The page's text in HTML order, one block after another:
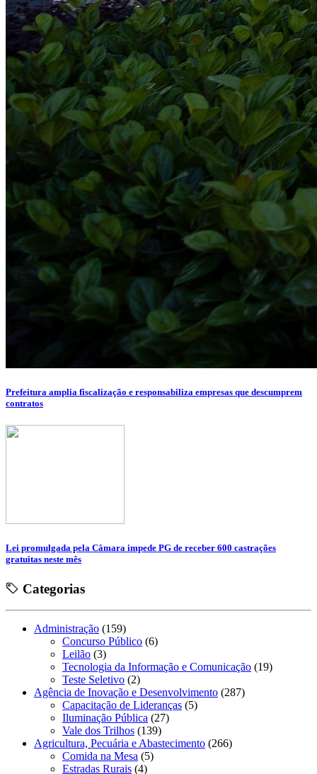
Prefeitura amplia fiscalização e responsabiliza empresas que descumprem
contratos
Lei promulgada pela Câmara impede PG de receber 600 castrações
gratuitas neste mês
Categorias
Administração (159)
Concurso Público (6)
Leilão (3)
Tecnologia da Informação e Comunicação (19)
Teste Seletivo (2)
Agência de Inovação e Desenvolvimento (287)
Capacitação de Lideranças (5)
Iluminação Pública (27)
Vale dos Trilhos (139)
Agricultura, Pecuária e Abastecimento (266)
Comida na Mesa (5)
Estradas Rurais (4)